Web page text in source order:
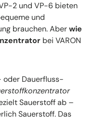
2 und VP-6 bieten
und
brauchen. Aberwie
bei VARON
oder Dauerfluss-
Sauerstoff ab –
Sauerstoff. Das